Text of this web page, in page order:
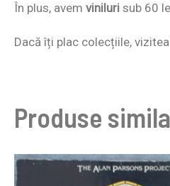
În plus, avem viniluri sub 60
Dacă îți plac colecțiile,
Produse